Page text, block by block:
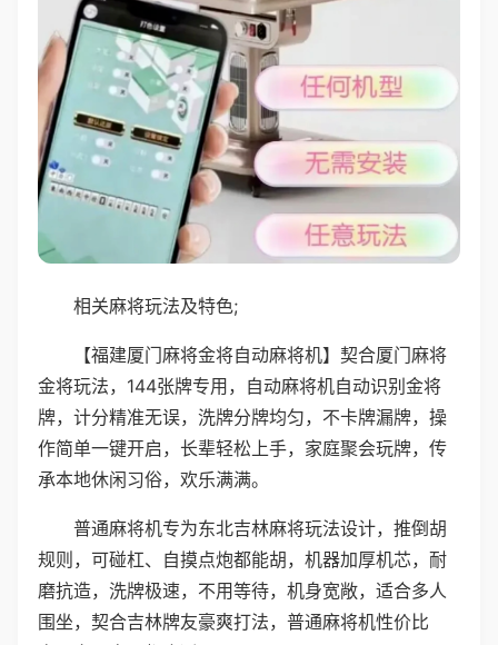
相关麻将玩法及特色;
【福建厦门麻将金将自动麻将机】契合厦门麻将
金将玩法，144张牌专用，自动麻将机自动识别金将
牌，计分精准无误，洗牌分牌均匀，不卡牌漏牌，操
作简单一键开启，长辈轻松上手，家庭聚会玩牌，传
承本地休闲习俗，欢乐满满。
普通麻将机专为东北吉林麻将玩法设计，推倒胡
规则，可碰杠、自摸点炮都能胡，机器加厚机芯，耐
磨抗造，洗牌极速，不用等待，机身宽敞，适合多人
围坐，契合吉林牌友豪爽打法，普通麻将机性价比